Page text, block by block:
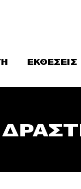
ΕΚΘΕΣΕΙΣ